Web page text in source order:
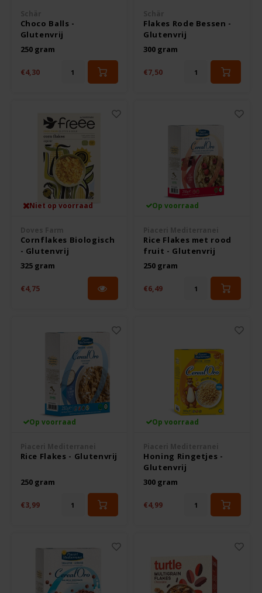
Boeken
Overig
Dijksterhuis Teffvolkoren
Doves Farm
Hammermühle
Het Blauwe Huis
I am Gluten Free
Inglese Gluten Free
Joannusmolen
Le pain des Fleurs
Choco Balls -
Glutenvrij
250 gram
€4,30
Flakes Rode Bessen -
Glutenvrij
300 gram
€7,50
Niet op voorraad
Cornflakes Biologisch
- Glutenvrij
325 gram
€4,75
Op voorraad
Rice Flakes met rood
fruit - Glutenvrij
250 gram
€6,49
Op voorraad
Rice Flakes - Glutenvrij
250 gram
€3,99
Op voorraad
Honing Ringetjes -
Glutenvrij
300 gram
€4,99